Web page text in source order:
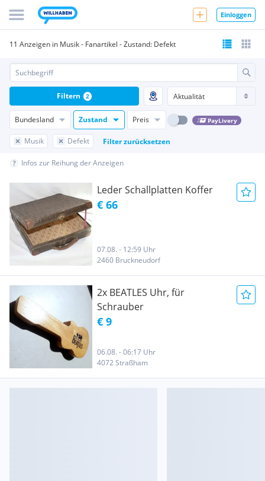
Einloggen
11 Anzeigen in Musik - Fanartikel - Zustand: Defekt
Bundesland Zustand Preis PayLivery
Musik Defekt Filter zurücksetzen
Filtern 2
Infos zur Reihung der Anzeigen
Leder Schallplatten Koffer
€ 66
07.08. - 12:59 Uhr
2460 Bruckneudorf
2x BEATLES Uhr, für
Schrauber
€ 9
06.08. - 06:17 Uhr
4072 Straßham